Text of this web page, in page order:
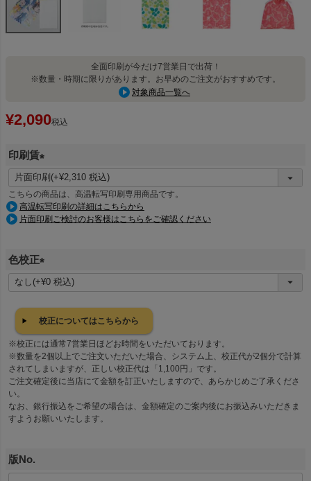
全面印刷が今だけ7営業日で出荷！
※数量・時期に限りがあります。お早めのご注文がおすすめです。
対象商品一覧へ
¥2,090税込
印刷賃
(
必
須
)
こちらの商品は、高温転写印刷専用商品です。
高温転写印刷の詳細はこちらから
片面印刷ご検討のお客様はこちらをご確認ください
色校正
(
必
須
)
校正についてはこちらから
※校正には通常7営業日ほどお時間をいただいております。
※数量を2個以上でご注文いただいた場合、システム上、校正代が2個分で計算
されてしまいますが、正しい校正代は「1,100円」です。
ご注文確定後に当店にて金額を訂正いたしますので、あらかじめご了承くださ
い。
なお、銀行振込をご希望の場合は、金額確定のご案内後にお振込みいただきま
すようお願いいたします。
版No.